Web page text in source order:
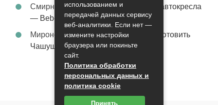
Смирнова Грацияк записи
Детские автокресла
— Bebe Confort Moby цвет Orange
Миронов Никифорк записи
Как приготовить
Чашушули
использованием и
передачей данных сервису
веб-аналитики. Если нет —
измените настройки
браузера или покиньте
сайт.
Политика обработки
персональных данных и
политика cookie
Принять